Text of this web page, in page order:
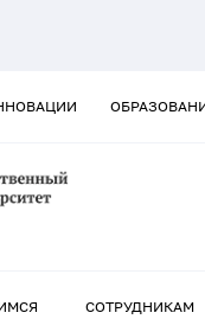
СОТРУДНИКАМ